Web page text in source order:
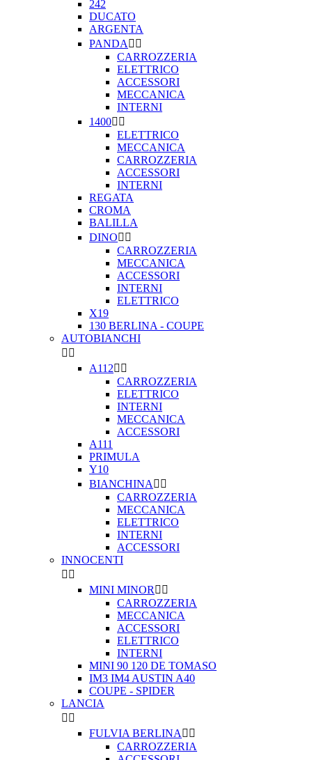
242
DUCATO
ARGENTA
PANDA  
CARROZZERIA
ELETTRICO
ACCESSORI
MECCANICA
INTERNI
1400 
ELETTRICO
MECCANICA
CARROZZERIA
ACCESSORI
INTERNI
REGATA
CROMA
BALILLA
DINO 
CARROZZERIA
MECCANICA
ACCESSORI
INTERNI
ELETTRICO
X19
130 BERLINA - COUPE
AUTOBIANCHI
 
A112 
CARROZZERIA
ELETTRICO
INTERNI
MECCANICA
ACCESSORI
A111
PRIMULA
Y10
BIANCHINA  
CARROZZERIA
MECCANICA
ELETTRICO
INTERNI
ACCESSORI
INNOCENTI
 
MINI MINOR  
CARROZZERIA
MECCANICA
ACCESSORI
ELETTRICO
INTERNI
MINI 90 120 DE TOMASO
IM3 IM4 AUSTIN A40
COUPE - SPIDER
LANCIA
 
FULVIA BERLINA  
CARROZZERIA